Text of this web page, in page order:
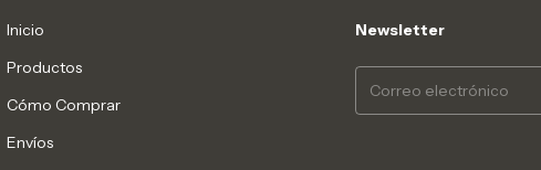
Inicio
Productos
Cómo Comprar
Envíos
Newsletter